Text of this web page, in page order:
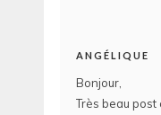
ANGÉLIQUE
Bonjour,
Très beau post